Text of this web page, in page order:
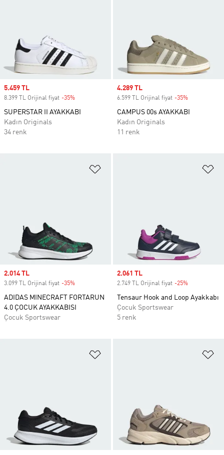
Sale price
5.459 TL
8.399 TL Orijinal fiyat -35%
SUPERSTAR II AYAKKABI
Kadın Originals
34 renk
Sale price
4.289 TL
6.599 TL Orijinal fiyat -35%
CAMPUS 00s AYAKKABI
Kadın Originals
11 renk
Sale price
2.014 TL
3.099 TL Orijinal fiyat -35%
ADIDAS MINECRAFT FORTARUN
4.0 ÇOCUK AYAKKABISI
Çocuk Sportswear
Sale price
2.061 TL
2.749 TL Orijinal fiyat -25%
Tensaur Hook and Loop Ayakkabı
Çocuk Sportswear
5 renk